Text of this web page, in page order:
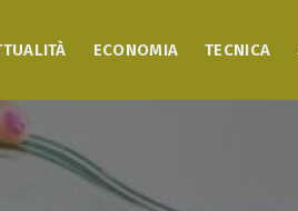
ECONOMIA TECNICA